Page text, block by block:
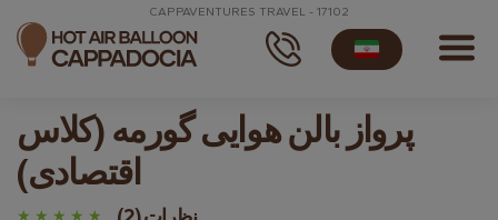
CAPPAVENTURES TRAVEL - 17102
پرواز بالن هوایی گورمه (کلاس
اقتصادی)